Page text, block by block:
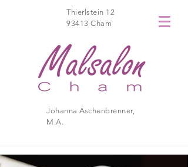
Thierlstein 12
93413 Cham
Johanna Aschenbrenner,
M.A.